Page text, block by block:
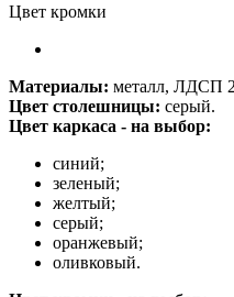
Цвет кромки
Материалы: металл, ЛДСП
Цвет столешницы: серый.
Цвет каркаса - на выбор:
синий;
зеленый;
желтый;
серый;
оранжевый;
оливковый.